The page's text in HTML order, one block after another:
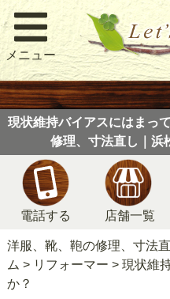
メニュー
現状維持バイアスにはまっ
修理、寸法直し｜浜
電話する 店舗一覧
洋服、靴、鞄の修理、寸法
ム > リフォーマー > 現状維
か？